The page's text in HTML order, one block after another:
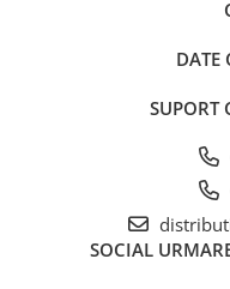
DATE
SUPORT
SOCIAL